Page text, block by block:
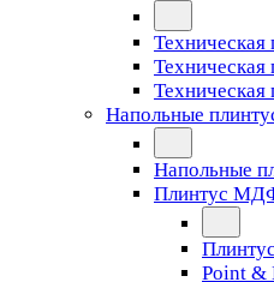
Техническая
Техническая
Техническая
Напольные
Напольные
Плинтус
Point &